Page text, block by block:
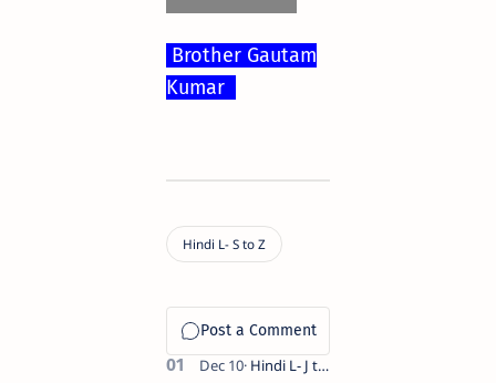
Brother Gautam
Kumar